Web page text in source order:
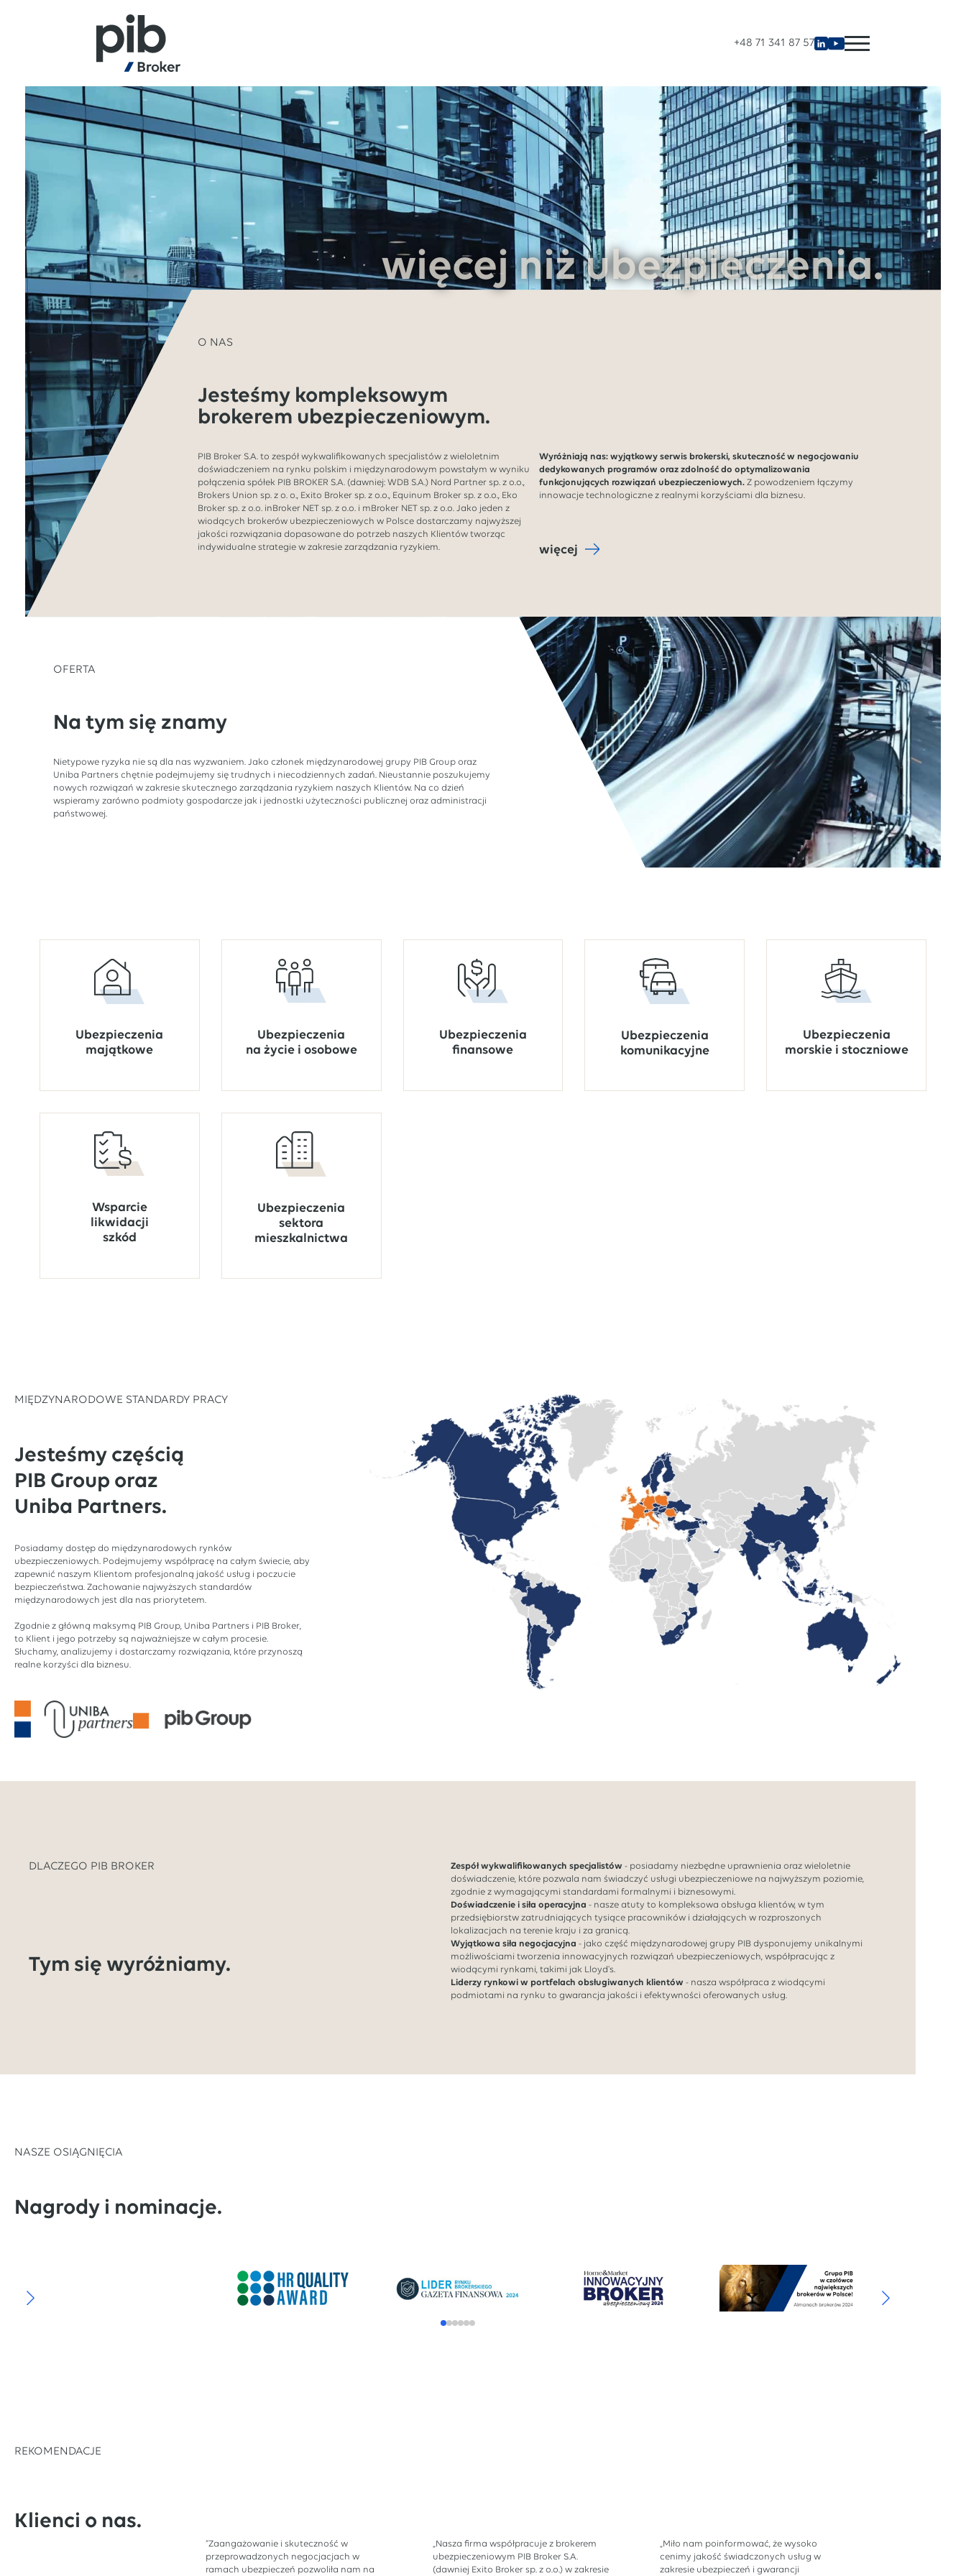
+48 71 341 87 57
więcej niż ubezpieczenia.
O NAS
Jesteśmy kompleksowym
brokerem ubezpieczeniowym.
PIB Broker S.A. to zespół wykwalifikowanych specjalistów z wieloletnim
doświadczeniem na rynku polskim i międzynarodowym powstałym w wyniku
połączenia spółek PIB BROKER S.A. (dawniej: WDB S.A.) Nord Partner sp. z o.o.,
Brokers Union sp. z o. o., Exito Broker sp. z o.o., Equinum Broker sp. z o.o., Eko
Broker sp. z o.o. inBroker NET sp. z o.o. i mBroker NET sp. z o.o. Jako jeden z
wiodących brokerów ubezpieczeniowych w Polsce dostarczamy najwyższej
jakości rozwiązania dopasowane do potrzeb naszych Klientów tworząc
indywidualne strategie w zakresie zarządzania ryzykiem.
Wyróżniają nas: wyjątkowy serwis brokerski, skuteczność w negocjowaniu
dedykowanych programów oraz zdolność do optymalizowania
funkcjonujących rozwiązań ubezpieczeniowych.Z powodzeniem łączymy
innowacje technologiczne z realnymi korzyściami dla biznesu.
więcej
OFERTA
Na tym się znamy
Nietypowe ryzyka nie są dla nas wyzwaniem. Jako członek międzynarodowej grupy PIB Group oraz
Uniba Partners chętnie podejmujemy się trudnych i niecodziennych zadań. Nieustannie poszukujemy
nowych rozwiązań w zakresie skutecznego zarządzania ryzykiem naszych Klientów. Na co dzień
wspieramy zarówno podmioty gospodarcze jak i jednostki użyteczności publicznej oraz administracji
państwowej.
Ubezpieczenia
majątkowe
Ubezpieczenia
na życie i osobowe
Ubezpieczenia
finansowe
Ubezpieczenia
komunikacyjne
Ubezpieczenia
morskie i stoczniowe
Wsparcie
likwidacji
szkód
Ubezpieczenia
sektora
mieszkalnictwa
MIĘDZYNARODOWE STANDARDY PRACY
Jesteśmy częścią
PIB Group oraz
Uniba Partners.
Posiadamy dostęp do międzynarodowych rynków
ubezpieczeniowych. Podejmujemy współpracę na całym świecie, aby
zapewnić naszym Klientom profesjonalną jakość usług i poczucie
bezpieczeństwa. Zachowanie najwyższych standardów
międzynarodowych jest dla nas priorytetem.
Zgodnie z główną maksymą PIB Group, Uniba Partners i PIB Broker,
to Klient i jego potrzeby są najważniejsze w całym procesie.
Słuchamy, analizujemy i dostarczamy rozwiązania, które przynoszą
realne korzyści dla biznesu.
DLACZEGO PIB BROKER
Tym się wyróżniamy.
Zespół wykwalifikowanych specjalistów - posiadamy niezbędne uprawnienia oraz wieloletnie
doświadczenie, które pozwala nam świadczyć usługi ubezpieczeniowe na najwyższym poziomie,
zgodnie z wymagającymi standardami formalnymi i biznesowymi.
Doświadczenie i siła operacyjna - nasze atuty to kompleksowa obsługa klientów, w tym
przedsiębiorstw zatrudniających tysiące pracowników i działających w rozproszonych
lokalizacjach na terenie kraju i za granicą.
Wyjątkowa siła negocjacyjna - jako część międzynarodowej grupy PIB dysponujemy unikalnymi
możliwościami tworzenia innowacyjnych rozwiązań ubezpieczeniowych, współpracując z
wiodącymi rynkami, takimi jak Lloyd's.
Liderzy rynkowi w portfelach obsługiwanych klientów - nasza współpraca z wiodącymi
podmiotami na rynku to gwarancja jakości i efektywności oferowanych usług.
NASZE OSIĄGNIĘCIA
Nagrody i nominacje.
REKOMENDACJE
Klienci o nas.
“Zaangażowanie i skuteczność w
przeprowadzonych negocjacjach w
ramach ubezpieczeń pozwoliła nam na
„Nasza firma współpracuje z brokerem
ubezpieczeniowym PIB Broker S.A.
(dawniej Exito Broker sp. z o.o.) w zakresie
„Miło nam poinformować, że wysoko
cenimy jakość świadczonych usług w
zakresie ubezpieczeń i gwarancji